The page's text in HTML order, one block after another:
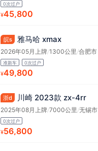
0次过户
¥45,800
皖s 雅马哈 xmax
2026年05月上牌/1300公里 /合肥市
准新车 0次过户
¥49,800
浙d 川崎 2023款 zx-4rr
2025年08月上牌/7000公里/无锡市
0次过户
¥56,800